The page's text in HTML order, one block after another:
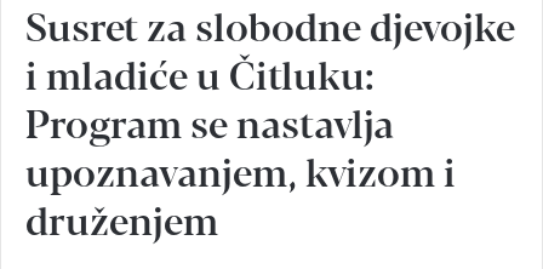
Susret za slobodne djevojke
i mladiće u Čitluku:
Program se nastavlja
upoznavanjem, kvizom i
druženjem